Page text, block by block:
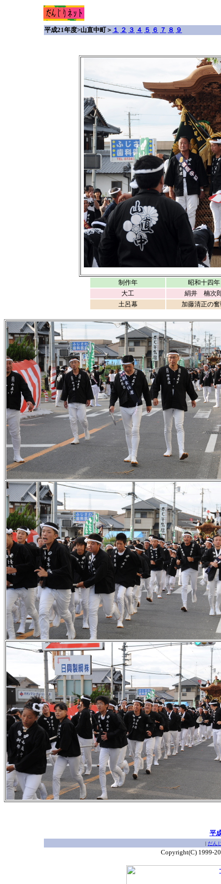
平成21年度>山直中町＞ １ ２ ３ ４ ５ ６ ７ ８ ９
制作年
昭和十四年
大工
絹井 楠次
土呂幕
加藤清正の
平
| だん
Copyright(C) 1999-